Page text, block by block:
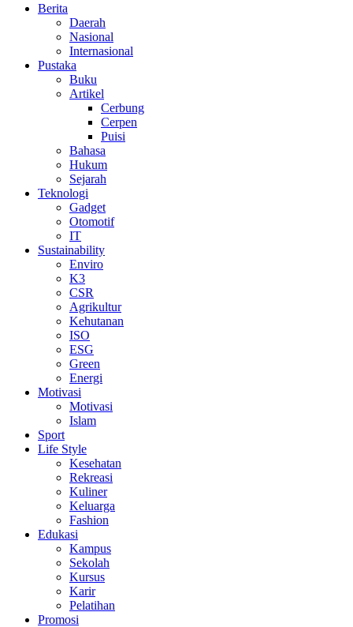
Berita
Daerah
Nasional
Internasional
Pustaka
Buku
Artikel
Cerbung
Cerpen
Puisi
Bahasa
Hukum
Sejarah
Teknologi
Gadget
Otomotif
IT
Sustainability
Enviro
K3
CSR
Agrikultur
Kehutanan
ISO
ESG
Green
Energi
Motivasi
Motivasi
Islam
Sport
Life Style
Kesehatan
Rekreasi
Kuliner
Keluarga
Fashion
Edukasi
Kampus
Sekolah
Kursus
Karir
Pelatihan
Promosi